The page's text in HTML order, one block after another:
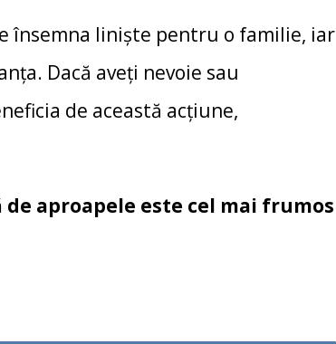
însemna liniște pentru o familie, iar
Dacă aveți nevoie sau
de această acțiune,
aproapele este cel mai frumos